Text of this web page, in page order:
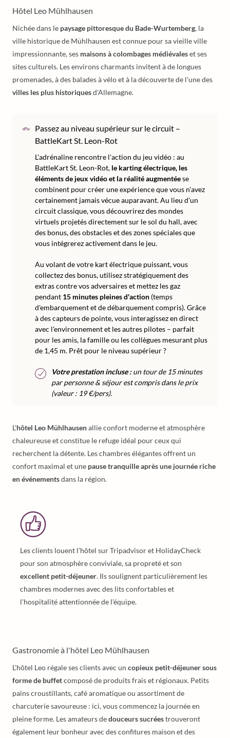
Hôtel Leo Mühlhausen
Nichée dans le paysage pittoresque du Bade-Wurtemberg, la
ville historique de Mühlhausen est connue pour sa vieille ville
impressionnante, ses maisons à colombages médiévaleset ses
sites culturels. Les environs charmants invitent à de longues
promenades, à des balades à vélo et à la découverte de l'une des
villes les plus historiquesd'Allemagne.
Passez au niveau supérieur sur le circuit –
BattleKart St. Leon-Rot
L'adrénaline rencontre l'action du jeu vidéo : au
BattleKart St. Leon-Rot, le karting électrique, les
éléments de jeux vidéo et la réalité augmentéese
combinent pour créer une expérience que vous n'avez
certainement jamais vécue auparavant. Au lieu d'un
circuit classique, vous découvrirez des mondes
virtuels projetés directement sur le sol du hall, avec
des bonus, des obstacles et des zones spéciales que
vous intégrerez activement dans le jeu.
Au volant de votre kart électrique puissant, vous
collectez des bonus, utilisez stratégiquement des
extras contre vos adversaires et mettez les gaz
pendant 15 minutes pleines d'action (temps
d'embarquement et de débarquement compris). Grâce
à des capteurs de pointe, vous interagissez en direct
avec l'environnement et les autres pilotes – parfait
pour les amis, la famille ou les collègues mesurant plus
de 1,45 m. Prêt pour le niveau supérieur ?
Votre prestation incluse :un tour de 15 minutes
par personne & séjour est compris dans le prix
(valeur : 19 €/pers).
L'hôtel Leo Mühlhausenallie confort moderne et atmosphère
chaleureuse et constitue le refuge idéal pour ceux qui
recherchent la détente. Les chambres élégantes offrent un
confort maximal et une pause tranquille après une journée riche
en événementsdans la région.
Les clients louent l'hôtel sur Tripadvisor et HolidayCheck
pour son atmosphère conviviale, sa propreté et son
excellent petit-déjeuner. Ils soulignent particulièrement les
chambres modernes avec des lits confortables et
l'hospitalité attentionnée de l'équipe.
Gastronomie à l'hôtel Leo Mühlhausen
L'hôtel Leo régale ses clients avec un copieux petit-déjeuner sous
forme de buffetcomposé de produits frais et régionaux. Petits
pains croustillants, café aromatique ou assortiment de
charcuterie savoureuse : ici, vous commencez la journée en
pleine forme. Les amateurs dedouceurs sucréestrouveront
également leur bonheur avec des confitures maison et des